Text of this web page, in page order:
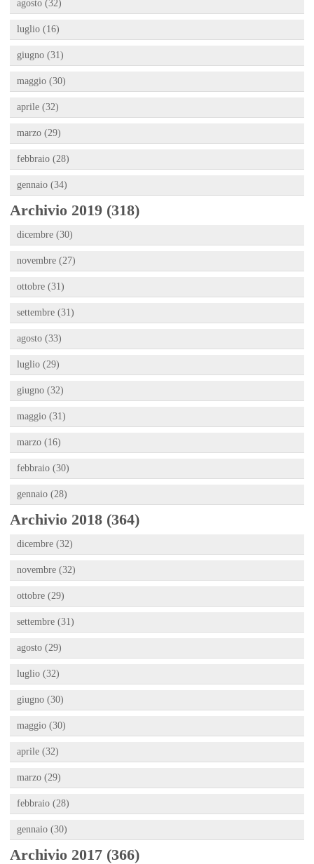
agosto (32)
luglio (16)
giugno (31)
maggio (30)
aprile (32)
marzo (29)
febbraio (28)
gennaio (34)
Archivio 2019 (318)
dicembre (30)
novembre (27)
ottobre (31)
settembre (31)
agosto (33)
luglio (29)
giugno (32)
maggio (31)
marzo (16)
febbraio (30)
gennaio (28)
Archivio 2018 (364)
dicembre (32)
novembre (32)
ottobre (29)
settembre (31)
agosto (29)
luglio (32)
giugno (30)
maggio (30)
aprile (32)
marzo (29)
febbraio (28)
gennaio (30)
Archivio 2017 (366)